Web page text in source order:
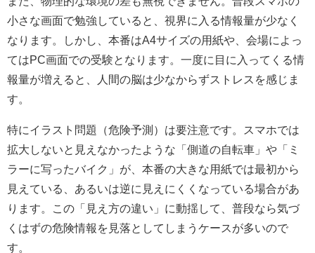
小さな画面で勉強していると、視界に入る情報量が少なく
なります。しかし、本番はA4サイズの用紙や、会場によっ
てはPC画面での受験となります。一度に目に入ってくる情
報量が増えると、人間の脳は少なからずストレスを感じま
す。
特にイラスト問題（危険予測）は要注意です。スマホでは
拡大しないと見えなかったような「側道の自転車」や「ミ
ラーに写ったバイク」が、本番の大きな用紙では最初から
見えている、あるいは逆に見えにくくなっている場合があ
ります。この「見え方の違い」に動揺して、普段なら気づ
くはずの危険情報を見落としてしまうケースが多いので
す。